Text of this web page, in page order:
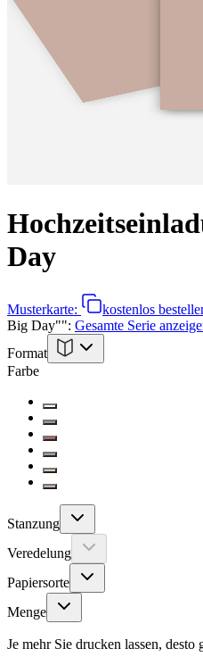
Day
Musterkarte: kostenlos
Big Day"": Gesamte Serie
Format
Farbe
Stanzung
Veredelung
Papiersorte
Menge
Je mehr Sie drucken lassen,